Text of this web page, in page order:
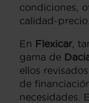
condiciones,
calidad-precio.
En Flexicar,
gama de
ellos
de
necesidades.